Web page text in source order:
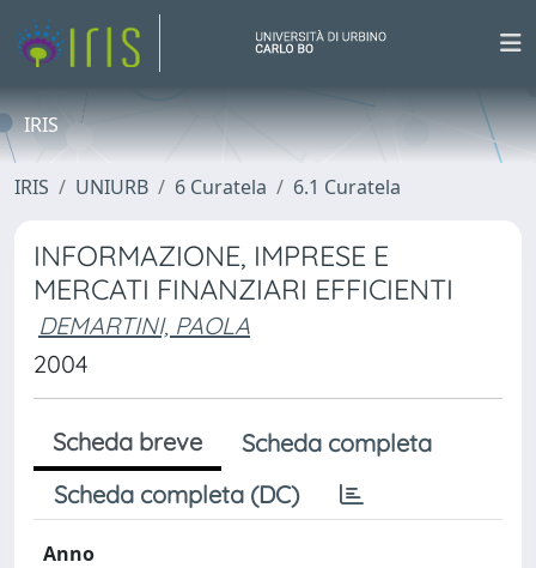
IRIS
IRIS UNIURB 6 Curatela 6.1 Curatela
INFORMAZIONE, IMPRESE E
MERCATI FINANZIARI EFFICIENTI
DEMARTINI, PAOLA
2004
Scheda breve
Scheda completa
Scheda completa (DC)
Anno